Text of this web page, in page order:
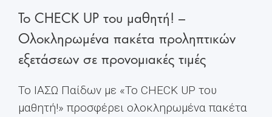
Το CHECK UP του μαθητή! –
Ολοκληρωμένα πακέτα προληπτικών
εξετάσεων σε προνομιακές τιμές
Το ΙΑΣΩ Παίδων με «Το CHECK UP του
μαθητή!» προσφέρει ολοκληρωμένα πακέτα